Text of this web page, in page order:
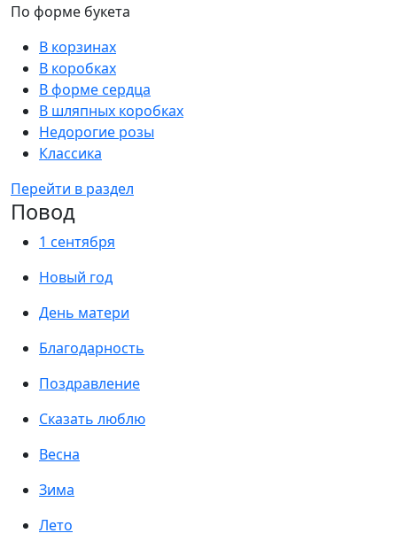
По форме букета
В корзинах
В коробках
В форме сердца
В шляпных коробках
Недорогие розы
Классика
Перейти в раздел
Повод
1 сентября
Новый год
День матери
Благодарность
Поздравление
Сказать люблю
Весна
Зима
Лето